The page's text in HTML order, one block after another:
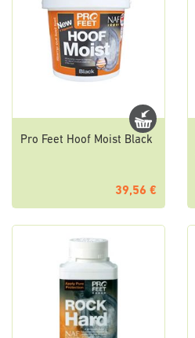
Pro Feet Hoof Moist Black
39,56 €